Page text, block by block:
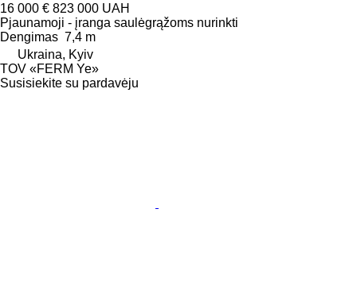
16 000 € 823 000 UAH
Pjaunamoji - įranga saulėgrąžoms nurinkti
Dengimas 7,4 m
Ukraina, Kyiv
TOV «FERM Ye»
Susisiekite su pardavėju